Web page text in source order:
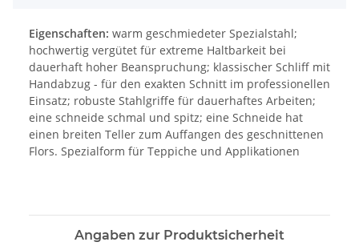
Eigenschaften: warm geschmiedeter Spezialstahl;
hochwertig vergütet für extreme Haltbarkeit bei
dauerhaft hoher Beanspruchung; klassischer Schliff mit
Handabzug - für den exakten Schnitt im professionellen
Einsatz; robuste Stahlgriffe für dauerhaftes Arbeiten;
eine schneide schmal und spitz; eine Schneide hat
einen breiten Teller zum Auffangen des geschnittenen
Flors. Spezialform für Teppiche und Applikationen
Angaben zur Produktsicherheit